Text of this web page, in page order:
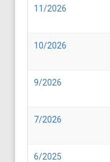
11/2026
10/2026
9/2026
7/2026
6/2025